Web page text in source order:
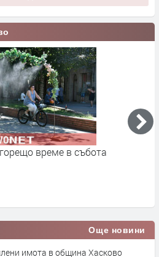
време в събота
Още новини
имота в община Хасково